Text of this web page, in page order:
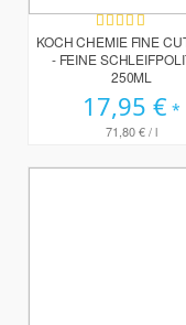
Bewertung:
100%
KOCH CHEMIE FINE
- FEINE
250ML
17,95 €
71,80 €/ l